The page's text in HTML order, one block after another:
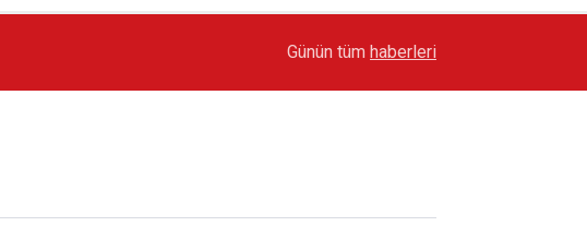
Sarıyer’de Edebiyat Rüzgârı Esecek
Günün tüm haberleri